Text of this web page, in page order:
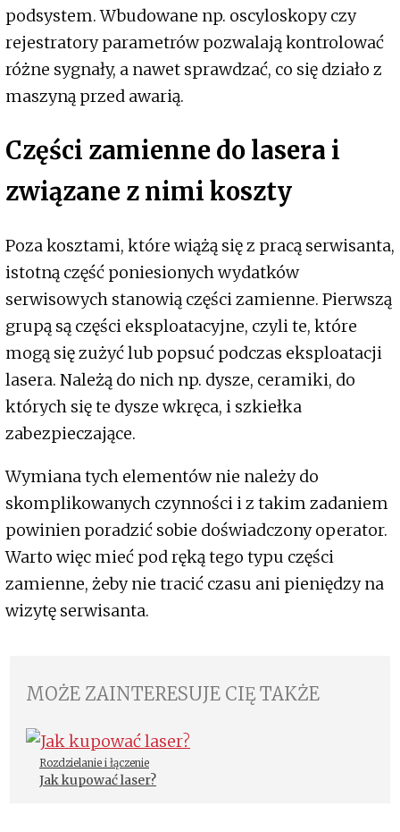
podsystem. Wbudowane np. oscyloskopy czy
rejestratory parametrów pozwalają kontrolować
różne sygnały, a nawet sprawdzać, co się działo z
maszyną przed awarią.
Części zamienne do lasera i
związane z nimi koszty
Poza kosztami, które wiążą się z pracą serwisanta,
istotną część poniesionych wydatków
serwisowych stanowią części zamienne. Pierwszą
grupą są części eksploatacyjne, czyli te, które
mogą się zużyć lub popsuć podczas eksploatacji
lasera. Należą do nich np. dysze, ceramiki, do
których się te dysze wkręca, i szkiełka
zabezpieczające.
Wymiana tych elementów nie należy do
skomplikowanych czynności i z takim zadaniem
powinien poradzić sobie doświadczony operator.
Warto więc mieć pod ręką tego typu części
zamienne, żeby nie tracić czasu ani pieniędzy na
wizytę serwisanta.
MOŻE ZAINTERESUJE CIĘ TAKŻE
Rozdzielanie i łączenie
Jak kupować laser?